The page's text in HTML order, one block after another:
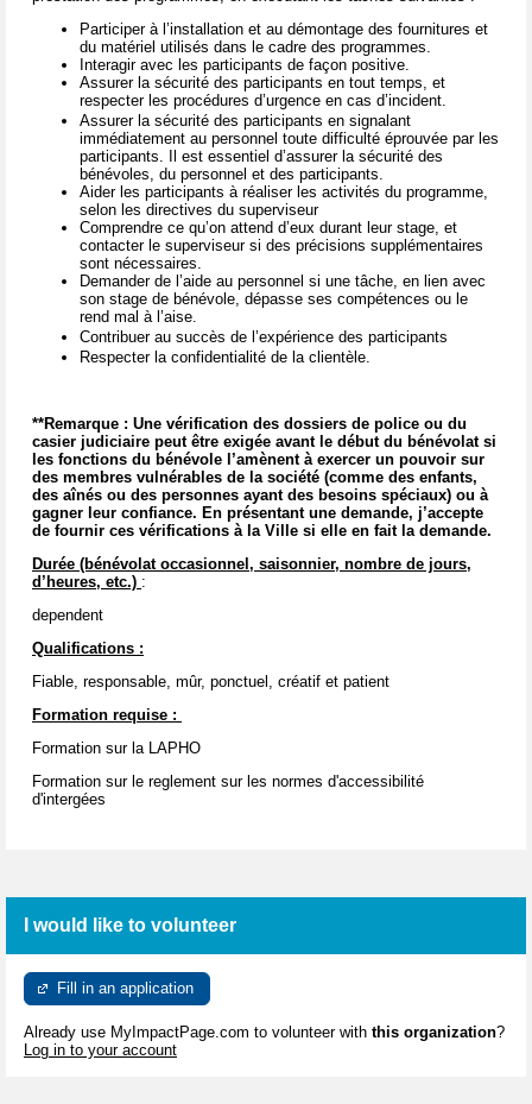
Participer à l’installation et au démontage des fournitures et
du matériel utilisés dans le cadre des programmes.
Interagir avec les participants de façon positive.
Assurer la sécurité des participants en tout temps, et
respecter les procédures d’urgence en cas d’incident.
Assurer la sécurité des participants en signalant
immédiatement au personnel toute difficulté éprouvée par les
participants. Il est essentiel d’assurer la sécurité des
bénévoles, du personnel et des participants.
Aider les participants à réaliser les activités du programme,
selon les directives du superviseur
Comprendre ce qu’on attend d’eux durant leur stage, et
contacter le superviseur si des précisions supplémentaires
sont nécessaires.
Demander de l’aide au personnel si une tâche, en lien avec
son stage de bénévole, dépasse ses compétences ou le
rend mal à l’aise.
Contribuer au succès de l’expérience des participants
Respecter la confidentialité de la clientèle.
**Remarque : Une vérification des dossiers de police ou du
casier judiciaire peut être exigée avant le début du bénévolat si
les fonctions du bénévole l’amènent à exercer un pouvoir sur
des membres vulnérables de la société (comme des enfants,
des aînés ou des personnes ayant des besoins spéciaux) ou à
gagner leur confiance. En présentant une demande, j’accepte
de fournir ces vérifications à la Ville si elle en fait la demande.
Durée (bénévolat occasionnel, saisonnier, nombre de jours,
d’heures, etc.) :
dependent
Qualifications :
Fiable, responsable, mûr, ponctuel, créatif et patient
Formation requise :
Formation sur la LAPHO
Formation sur le reglement sur les normes d'accessibilité
d'intergées
I would like to volunteer
Fill in an application
Already use MyImpactPage.com to volunteer with this organization?
Log in to your account